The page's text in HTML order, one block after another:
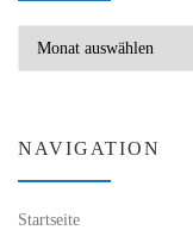
NAVIGATION
Startseite